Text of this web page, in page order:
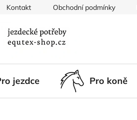
Kontakt Obchodní podmínky
jezdce Pro koně